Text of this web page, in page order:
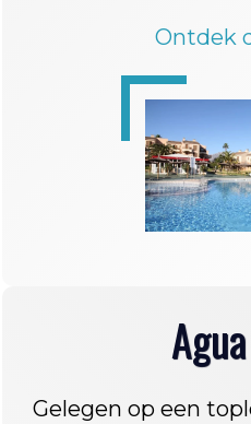
Ontdek
Gelegen op een